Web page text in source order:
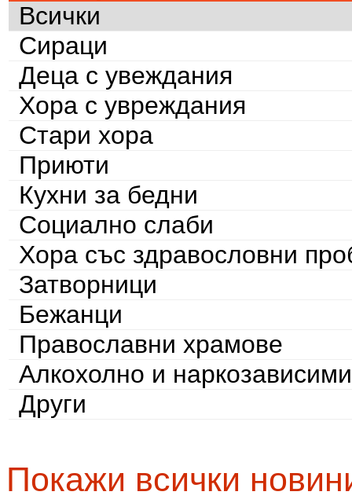
Всички
Сираци
Деца с увеждания
Хора с увреждания
Стари хора
Приюти
Кухни за бедни
Социално слаби
Хора със здравословни
Затворници
Бежанци
Православни храмове
Алкохолно и наркозависими
Други
Покажи всички